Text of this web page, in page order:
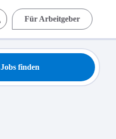
Für Arbeitgeber
Jobs finden